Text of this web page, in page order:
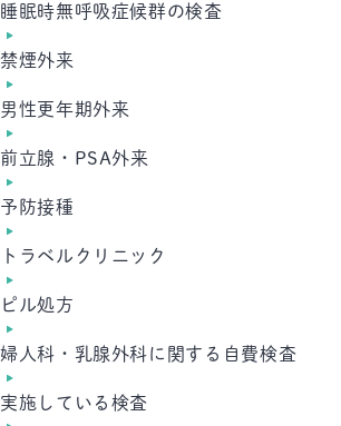
睡眠時無呼吸症候群の検査
禁煙外来
男性更年期外来
前立腺・PSA外来
予防接種
トラベルクリニック
ピル処方
婦人科・乳腺外科に関する自費検査
実施している検査